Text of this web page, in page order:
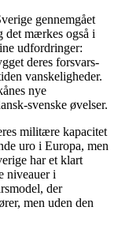
gennemgået
det mærkes også i
udfordringer:
deres forsvars-
vanskeligheder.
nye
svenske øvelser.
militære kapacitet
uro i Europa, men
har et klart
niveauer i
der
men uden den